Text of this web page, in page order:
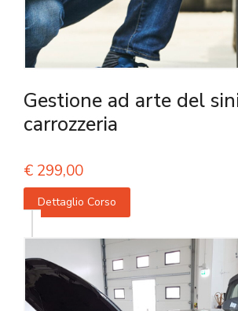
Gestione ad arte del
carrozzeria
€ 299,00
Dettaglio Corso